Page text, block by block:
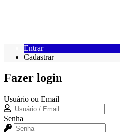
Entrar
Cadastrar
Fazer login
Usuário ou Email
Senha